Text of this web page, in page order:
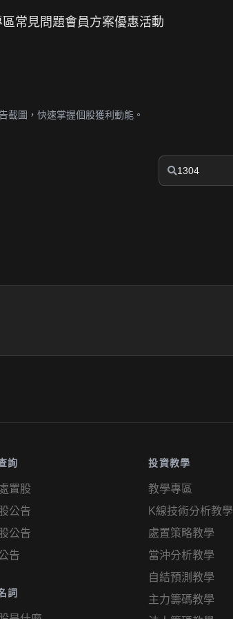
常見問題會員方案優惠活動
截圖，快速掌握個股獲利動能。
詢
置股
公告
公告
告
詞
投資教學
教學專區
K線技術分析教學
處置策略教學
當沖分析教學
自結預測教學
主力籌碼教學